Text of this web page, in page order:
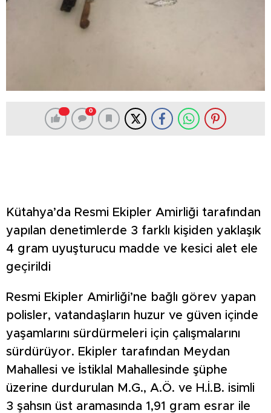
0
Kütahya’da Resmi Ekipler Amirliği tarafından
yapılan denetimlerde 3 farklı kişiden yaklaşık
4 gram uyuşturucu madde ve kesici alet ele
geçirildi
Resmi Ekipler Amirliği’ne bağlı görev yapan
polisler, vatandaşların huzur ve güven içinde
yaşamlarını sürdürmeleri için çalışmalarını
sürdürüyor. Ekipler tarafından Meydan
Mahallesi ve İstiklal Mahallesinde şüphe
üzerine durdurulan M.G., A.Ö. ve H.İ.B. isimli
3 şahsın üst aramasında 1,91 gram esrar ile